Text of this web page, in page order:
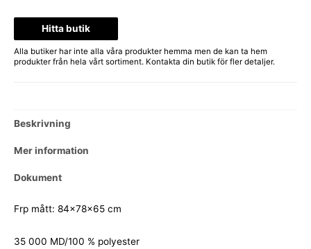
Hitta butik
Alla butiker har inte alla våra produkter hemma men de kan ta hem
produkter från hela vårt sortiment. Kontakta din butik för fler detaljer.
Beskrivning
Mer information
Dokument
Frp mått: 84x78x65 cm
35 000 MD/100 % polyester